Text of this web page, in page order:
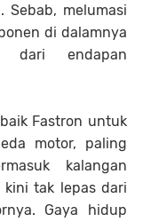
Sebab, melumasi
di dalamnya
dari endapan
Fastron untuk
motor, paling
kalangan
kini tak lepas dari
Gaya hidup